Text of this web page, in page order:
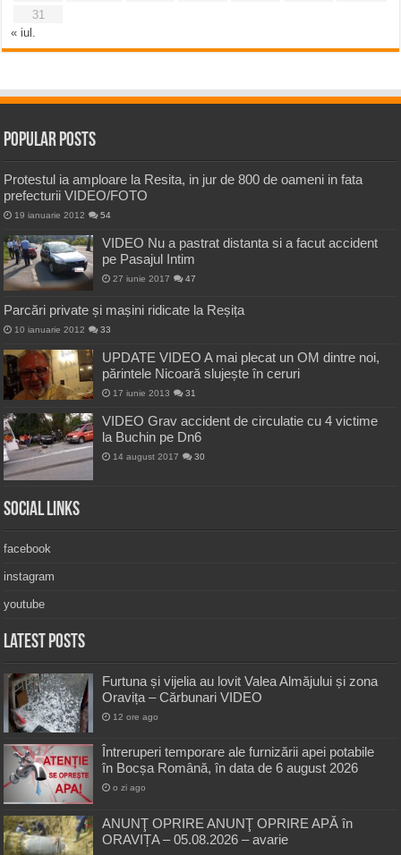
31
« iul.
Popular Posts
Protestul ia amploare la Resita, in jur de 800 de oameni in fata
prefecturii VIDEO/FOTO
19 ianuarie 2012 54
VIDEO Nu a pastrat distanta si a facut accident
pe Pasajul Intim
27 iunie 2017 47
Parcări private și mașini ridicate la Reșița
10 ianuarie 2012 33
UPDATE VIDEO A mai plecat un OM dintre noi,
părintele Nicoară slujește în ceruri
17 iunie 2013 31
VIDEO Grav accident de circulatie cu 4 victime
la Buchin pe Dn6
14 august 2017 30
Social Links
facebook
instagram
youtube
Latest Posts
Furtuna și vijelia au lovit Valea Almăjului și zona
Oravița – Cărbunari VIDEO
12 ore ago
Întreruperi temporare ale furnizării apei potabile
în Bocșa Română, în data de 6 august 2026
o zi ago
ANUNŢ OPRIRE ANUNŢ OPRIRE APĂ în
ORAVIȚA – 05.08.2026 – avarie